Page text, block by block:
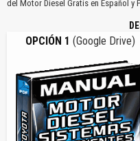
del Motor Diesel Gratis en Español y
OPCIÓN 1 (Google Drive)